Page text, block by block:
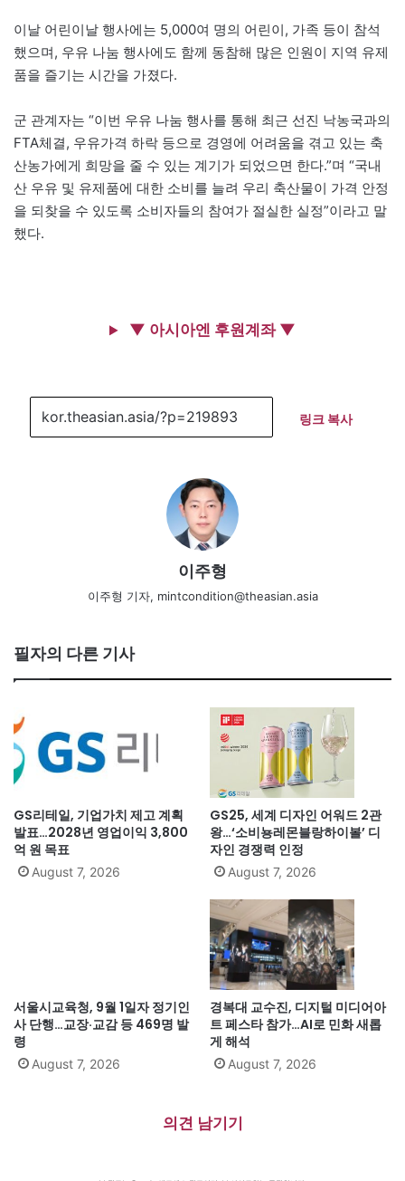
이날 어린이날 행사에는 5,000여 명의 어린이, 가족 등이 참석
했으며, 우유 나눔 행사에도 함께 동참해 많은 인원이 지역 유제
품을 즐기는 시간을 가졌다.
군 관계자는 “이번 우유 나눔 행사를 통해 최근 선진 낙농국과의
FTA체결, 우유가격 하락 등으로 경영에 어려움을 겪고 있는 축
산농가에게 희망을 줄 수 있는 계기가 되었으면 한다.”며 “국내
산 우유 및 유제품에 대한 소비를 늘려 우리 축산물이 가격 안정
을 되찾을 수 있도록 소비자들의 참여가 절실한 실정”이라고 말
했다.
▼ 아시아엔 후원계좌 ▼
링크 복사
이주형
이주형 기자, mintcondition@theasian.asia
필자의 다른 기사
GS리테일, 기업가치 제고 계획
발표…2028년 영업이익 3,800
억 원 목표
August 7, 2026
GS25, 세계 디자인 어워드 2관
왕…‘소비뇽레몬블랑하이볼’ 디
자인 경쟁력 인정
August 7, 2026
서울시교육청, 9월 1일자 정기인
사 단행…교장·교감 등 469명 발
령
August 7, 2026
경복대 교수진, 디지털 미디어아
트 페스타 참가…AI로 민화 새롭
게 해석
August 7, 2026
의견 남기기